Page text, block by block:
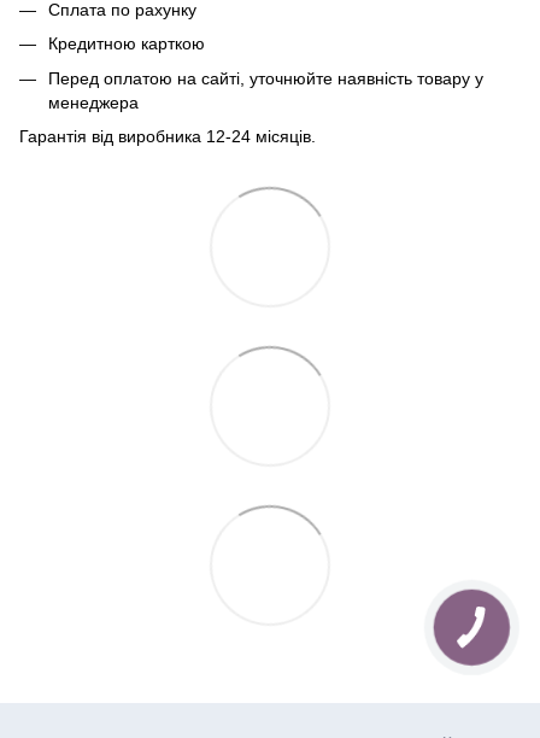
Сплата по рахунку
Кредитною карткою
Перед оплатою на сайті, уточнюйте наявність товару у
менеджера
Гарантія від виробника 12-24 місяців.